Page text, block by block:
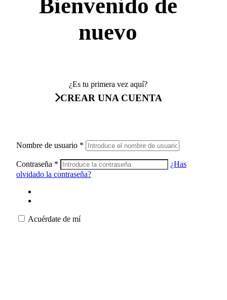
Bienvenido de
nuevo
¿Es tu primera vez aquí?
CREAR UNA CUENTA
Nombre de usuario *
Contraseña *
¿Has
olvidado la contraseña?
Acuérdate de mí